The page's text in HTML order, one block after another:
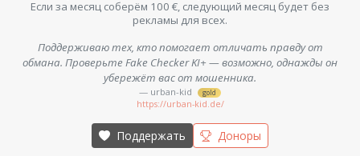
Если за месяц соберём 100 €, следующий месяц будет без
рекламы для всех.
Поддерживаю тех, кто помогает отличать правду от
обмана. Проверьте Fake Checker KI+ — возможно, однажды он
убережёт вас от мошенника.
— urban-kid gold
https://urban-kid.de/
Поддержать Доноры